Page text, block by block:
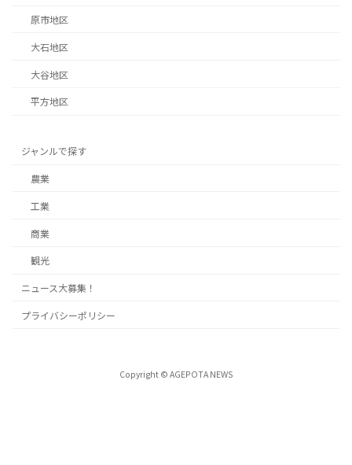
原市地区
大石地区
大谷地区
平方地区
ジャンルで探す
農業
工業
商業
観光
ニュース大募集！
プライバシーポリシー
Copyright © AGEPOTA NEWS